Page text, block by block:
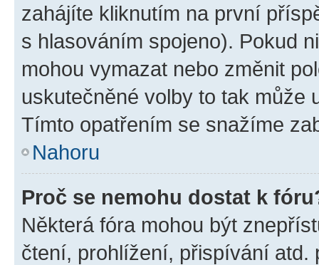
zahájíte kliknutím na první
s hlasováním spojeno). Pokud
mohou vymazat nebo změnit
uskutečněné volby to tak může
Tímto opatřením se snažíme
Nahoru
Proč se nemohu dostat k
Některá fóra mohou být
čtení, prohlížení, přispívání atd.